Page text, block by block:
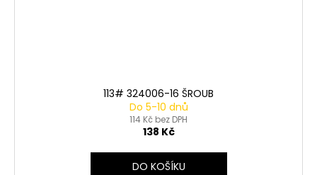
113# 324006-16 ŠROUB
Do 5-10 dnů
114 Kč bez DPH
138 Kč
DO KOŠÍKU